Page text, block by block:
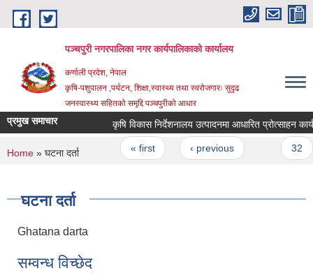
Skip to main content
पञ्चपुरी नगरपालिका नगर कार्यपालिकाको कार्यालय
कर्णाली प्रदेश, नेपाल
कृषि-पशुपालन ,पर्यटन, शिक्षा,स्वास्थ्य तथा स्वरोजगारः सुदृढ
जनस्वास्थ्य सहितको समृद्दि पञ्चपुरीको आधार
प्रमुख समाचार कृषि विकास निर्देशनालय उत्पादनमा आधारित प्रोत्साहन
Pages
« first ‹ previous
You are here
Home » घटना दर्ता
घटना दर्ता
Ghatana darta
सम्वन्ध विच्छेद